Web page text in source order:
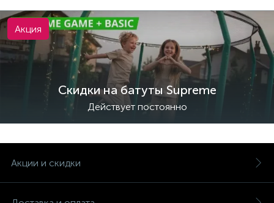
Скидки на батуты Supreme
Действует постоянно
Акция
Акции и скидки